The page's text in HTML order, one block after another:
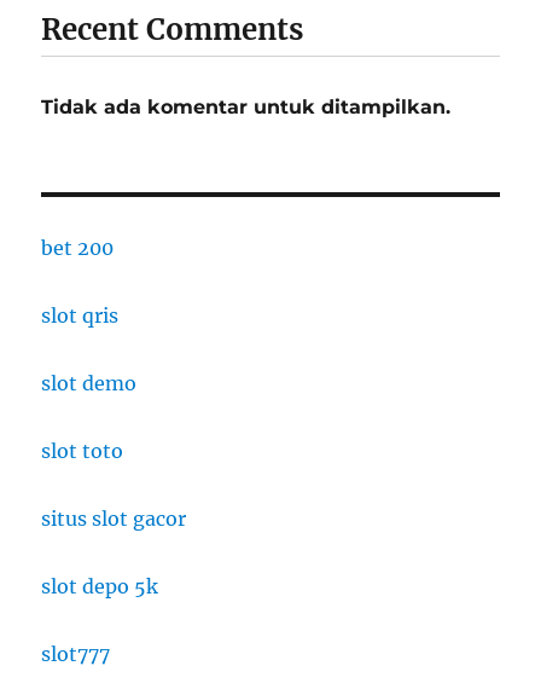
Recent Comments
Tidak ada komentar untuk ditampilkan.
bet 200
slot qris
slot demo
slot toto
situs slot gacor
slot depo 5k
slot777